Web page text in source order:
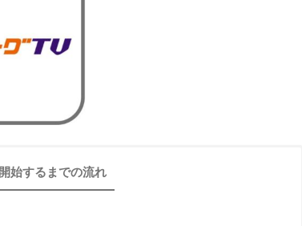
始するまでの流れ